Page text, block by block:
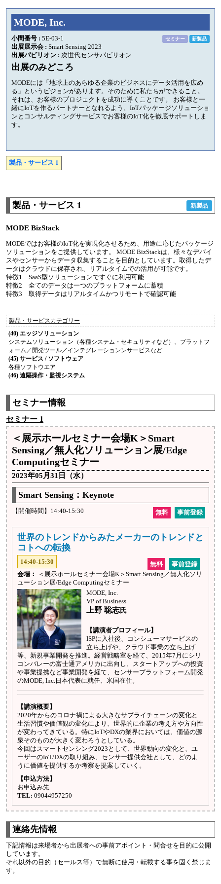
MODE, Inc.
セミナー 新製品
小間番号 : 5E-03-1
出展展示会 : Smart Sensing 2023
出展パビリオン : 次世代センサパビリオン
出展のみどころ
MODEには「地球上のあらゆる企業のビジネスにデータ活用を広め
る」というビジョンがあります。そのために私たちができること。
それは、お客様のプロジェクトを成功に導くことです。 お客様と一
緒にIoTを作るパートナーとなれるよう、IoTパッケージソリューショ
ンとコンサルティングサービスでお客様のIoT化を徹底サポートしま
す。
製品・サービス 1
製品・サービス 1 新製品
MODE BizStack
MODEではお客様のIoT化を実現化させるため、用途に応じたパッケージ
ソリューションをご提供しています。 MODE BizStackは、様々なデバイ
スやセンサーからデータ収集することを目的としています。取得したデ
ータはクラウドに保存され、リアルタイムでの活用が可能です。
特徴1 SaaS型ソリューションですぐに利用可能
特徴2 全てのデータは一つのプラットフォームに蓄積
特徴3 取得データはリアルタイムかつリモートで確認可能
製品・サービスカテゴリー
(40) エッジソリューション
システムソリューション（各種システム・セキュリティなど）、プラットフ
ォーム／開発ツール／インテグレーションンサービスなど
(45) サービス / ソフトウェア
各種ソフトウエア
(46) 遠隔操作・監視システム
セミナー情報
セミナー 1
＜展示ホールセミナー会場K＞Smart
Sensing／無人化ソリューション展/Edge
Computingセミナー
2023年05月31日（水）
Smart Sensing：Keynote
【開催時間】14:40-15:30 事前登録
無料
世界のトレンドからみたメーカーのトレンドと
コトへの転換
14:40-15:30 事前登録
無料
会場：
＜展示ホールセミナー会場K＞Smart Sensing／無人化ソリ
ューション展/Edge Computingセミナー
MODE, Inc.
VP of Business
上野 聡志氏
【講演者プロフィール】
ISPに入社後、コンシューマサービスの
立ち上げや、クラウド事業の立ち上げ
等、新規事業開発を推進。経営戦略室を経て、2015年7月にシリ
コンバレーの富士通アメリカに出向し、スタートアップへの投資
や事業提携など事業開発を経て、センサープラットフォーム開発
のMODE, Inc.日本代表に就任、米国在住。
【講演概要】
2020年からのコロナ禍による大きなサプライチェーンの変化と
生活習慣や価値観の変化により、世界的に企業の考え方や方向性
が変わってきている。特にIoTやDXの業界においては、価値の源
泉そのものが大きく変わろうとしている。
今回はスマートセンシング2023として、世界動向の変化と、ユ
ーザーのIoT/DXの取り組み、センサー提供会社として、どのよ
うに価値を提供するか考察を提案していく。
【申込方法】
お申込み先
TEL: 09044957250
連絡先情報
下記情報は来場者から出展者への事前アポイント・問合せを目的に公開
しています。
それ以外の目的（セールス等）で無断に使用・転載する事を固く禁じま
す。